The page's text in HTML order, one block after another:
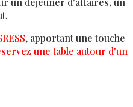
, apportant une touche
une table autour d'un